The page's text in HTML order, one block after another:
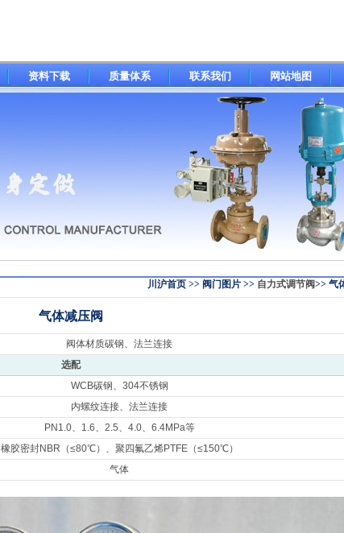
资料下载 质量体系 联系我们 网站地图
川沪首页 >> 阀门图片 >> 自力式调节阀>> 气
气体减压阀
阀体材质碳钢、法兰连接
选配
WCB碳钢、304不锈钢
内螺纹连接、法兰连接
PN1.0、1.6、2.5、4.0、6.4MPa等
橡胶密封NBR（≤80℃）、聚四氟乙烯PTFE（≤150℃）
气体